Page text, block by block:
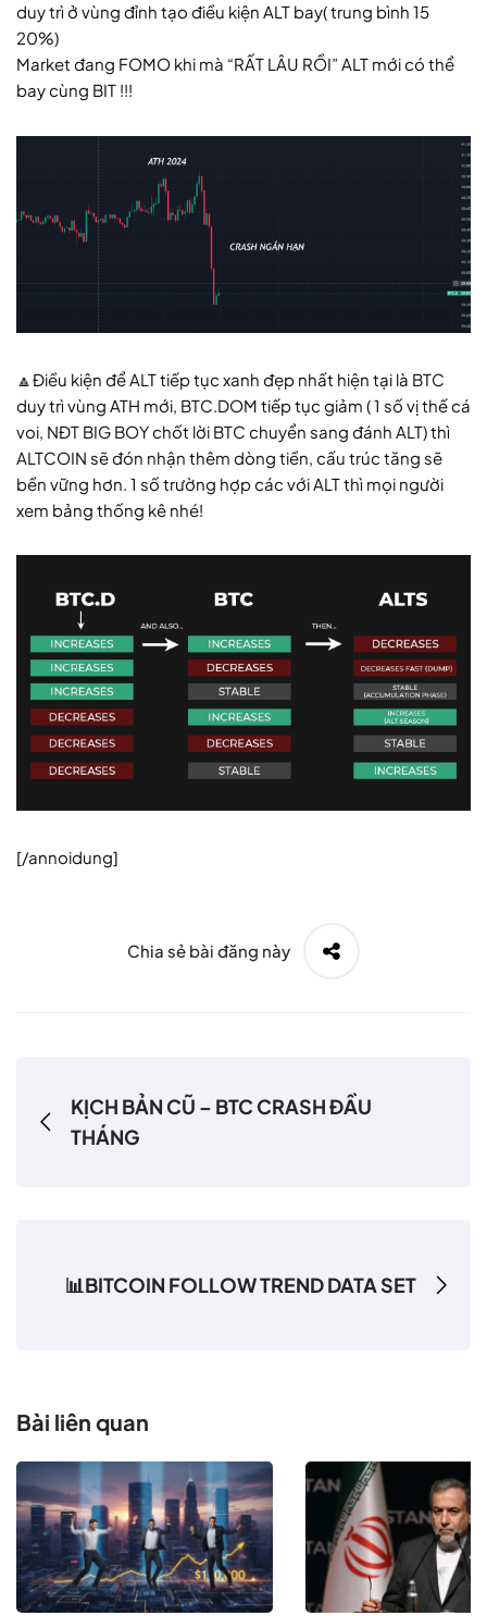
duy trì ở vùng đỉnh tạo điều kiện ALT bay( trung bình 15
20%)
Market đang FOMO khi mà “RẤT LÂU RỒI” ALT mới có thể
bay cùng BIT !!!
🔼Điều kiện để ALT tiếp tục xanh đẹp nhất hiện tại là BTC
duy trì vùng ATH mới, BTC.DOM tiếp tục giảm ( 1 số vị thế cá
voi, NĐT BIG BOY chốt lời BTC chuyển sang đánh ALT) thì
ALTCOIN sẽ đón nhận thêm dòng tiền, cấu trúc tăng sẽ
bền vững hơn. 1 số trường hợp các với ALT thì mọi người
xem bảng thống kê nhé!
[/annoidung]
Chia sẻ bài đăng này
KỊCH BẢN CŨ – BTC CRASH ĐẦU
THÁNG
📊BITCOIN FOLLOW TREND DATA SET
Bài liên quan